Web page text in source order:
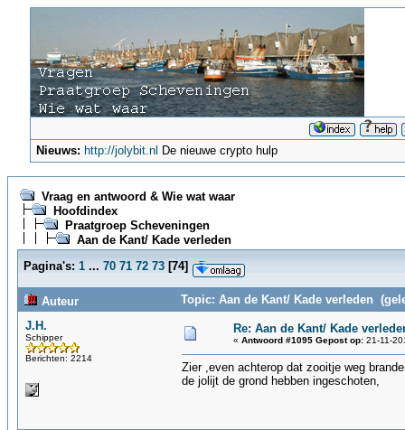
Nieuws: http://jolybit.nl De nieuwe crypto hulp
Vraag en antwoord & Wie wat waar
Hoofdindex
Praatgroep Scheveningen
Aan de Kant/ Kade verleden
Pagina's: 1 ... 70 71 72 73 [74]
Auteur
Topic: Aan de Kant/ Kade verleden
J.H.
Schipper
Berichten: 2214
Re: Aan de Kant/ Kade
« Antwoord #1095 Gepost op: 21-11-
Zier ,even achterop dat zooitje weg
de jolijt de grond hebben ingeschoten,